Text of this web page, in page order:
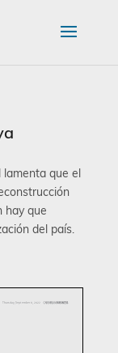
lamenta que el
hay que
del país.